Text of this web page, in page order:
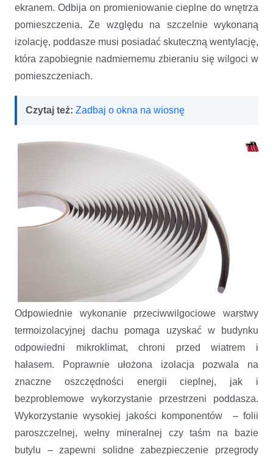
ekranem. Odbija on promieniowanie cieplne do wnętrza
pomieszczenia. Ze względu na szczelnie wykonaną
izolację, poddasze musi posiadać skuteczną wentylację,
która zapobiegnie nadmiernemu zbieraniu się wilgoci w
pomieszczeniach.
Czytaj też: Zadbaj o okna na wiosnę
Odpowiednie wykonanie przeciwwilgociowe warstwy
termoizolacyjnej dachu pomaga uzyskać w budynku
odpowiedni mikroklimat, chroni przed wiatrem i
hałasem. Poprawnie ułożona izolacja pozwala na
znaczne oszczędności energii cieplnej, jak i
bezproblemowe wykorzystanie przestrzeni poddasza.
Wykorzystanie wysokiej jakości komponentów – folii
paroszczelnej, wełny mineralnej czy taśm na bazie
butylu – zapewni solidne zabezpieczenie przegrody